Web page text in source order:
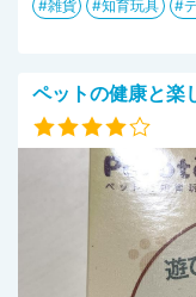
雑貨 知育玩具
ペットの健康と楽